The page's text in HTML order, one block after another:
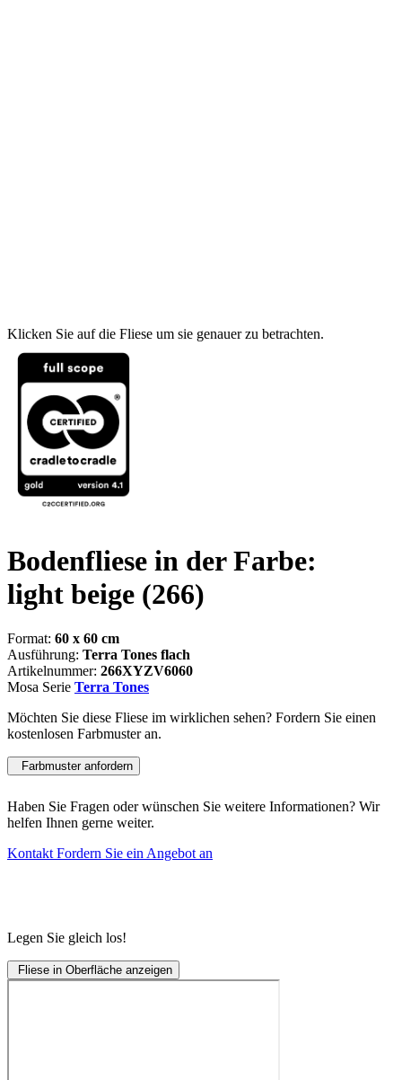
Klicken Sie auf die Fliese um sie genauer zu betrachten.
Bodenfliese in der Farbe:
light beige (266)
Format: 60 x 60 cm
Ausführung: Terra Tones flach
Artikelnummer: 266XYZV6060
Mosa Serie Terra Tones
Möchten Sie diese Fliese im wirklichen sehen? Fordern Sie einen
kostenlosen Farbmuster an.
Farbmuster anfordern
Haben Sie Fragen oder wünschen Sie weitere Informationen? Wir
helfen Ihnen gerne weiter.
Kontakt Fordern Sie ein Angebot an
Legen Sie gleich los!
Fliese in Oberfläche anzeigen